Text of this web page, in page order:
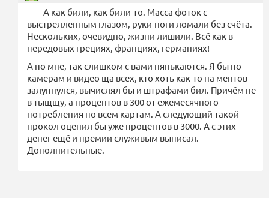
А как били, как били-то. Масса фоток с
выстрелленным глазом, руки-ноги ломали без счёта.
Нескольких, очевидно, жизни лишили. Всё как в
передовых грециях, франциях, германиях!
А по мне, так слишком с вами нянькаются. Я бы по
камерам и видео ща всех, кто хоть как-то на ментов
залупнулся, вычислял бы и штрафами бил. Причём не
в тыщщу, а процентов в 300 от ежемесячного
потребления по всем картам. А следующий такой
прокол оценил бы уже процентов в 3000. А с этих
денег ещё и премии служивым выписал.
Дополнительные.